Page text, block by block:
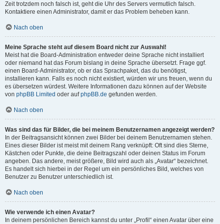
Zeit trotzdem noch falsch ist, geht die Uhr des Servers vermutlich falsch.
Kontaktiere einen Administrator, damit er das Problem beheben kann.
Nach oben
Meine Sprache steht auf diesem Board nicht zur Auswahl!
Meist hat die Board-Administration entweder deine Sprache nicht installiert
oder niemand hat das Forum bislang in deine Sprache übersetzt. Frage ggf.
einen Board-Administrator, ob er das Sprachpaket, das du benötigst,
installieren kann. Falls es noch nicht existiert, würden wir uns freuen, wenn du
es übersetzen würdest. Weitere Informationen dazu können auf der Website
von phpBB Limited oder aufphpBB.de gefunden werden.
Nach oben
Was sind das für Bilder, die bei meinem Benutzernamen angezeigt werden?
In der Beitragsansicht können zwei Bilder bei deinem Benutzernamen stehen.
Eines dieser Bilder ist meist mit deinem Rang verknüpft: Oft sind dies Sterne,
Kästchen oder Punkte, die deine Beitragszahl oder deinen Status im Forum
angeben. Das andere, meist größere, Bild wird auch als „Avatar“ bezeichnet.
Es handelt sich hierbei in der Regel um ein persönliches Bild, welches von
Benutzer zu Benutzer unterschiedlich ist.
Nach oben
Wie verwende ich einen Avatar?
In deinem persönlichen Bereich kannst du unter „Profil“ einen Avatar über eine